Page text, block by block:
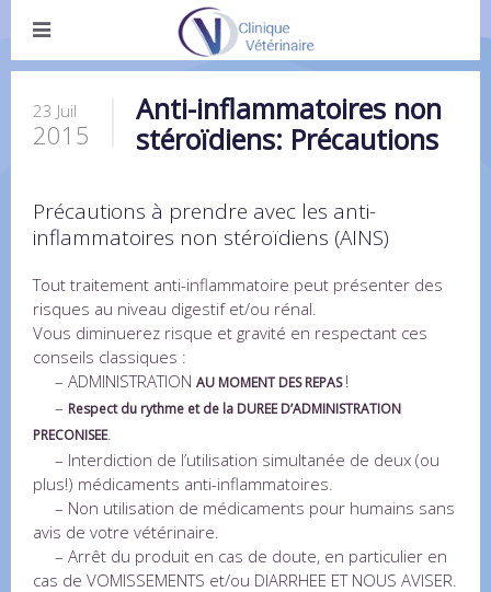
23 Juil
2015
Anti-inflammatoires non
stéroïdiens: Précautions
Précautions à prendre avec les anti-
inflammatoires non stéroïdiens (AINS)
Tout traitement anti-inflammatoire peut présenter des
risques au niveau digestif et/ou rénal.
Vous diminuerez risque et gravité en respectant ces
conseils classiques :
– ADMINISTRATION AU MOMENT DES REPAS!
– Respect du rythme et de la DUREE D’ADMINISTRATION
PRECONISEE.
– Interdiction de l’utilisation simultanée de deux (ou
plus!) médicaments anti-inflammatoires.
– Non utilisation de médicaments pour humains sans
avis de votre vétérinaire.
– Arrêt du produit en cas de doute, en particulier en
cas de VOMISSEMENTS et/ou DIARRHEE ET NOUS AVISER.